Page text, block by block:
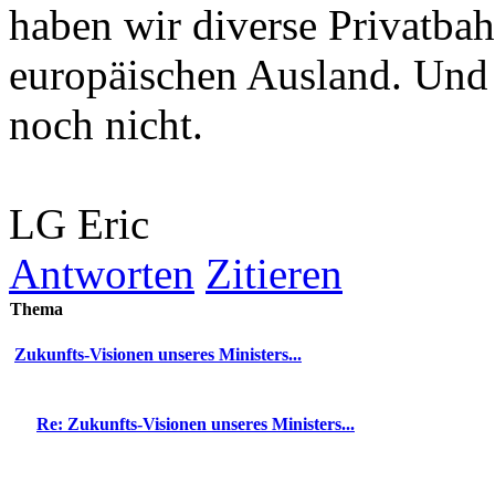
haben wir diverse
europäischen Ausland.
noch nicht.
LG Eric
Antworten Zitieren
Thema
Zukunfts-Visionen unseres Ministers...
Re: Zukunfts-Visionen unseres Ministers...